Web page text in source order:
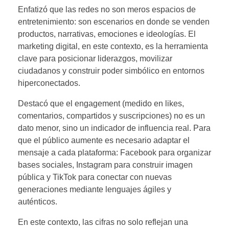
Enfatizó que las redes no son meros espacios de
entretenimiento: son escenarios en donde se venden
productos, narrativas, emociones e ideologías. El
marketing digital, en este contexto, es la herramienta
clave para posicionar liderazgos, movilizar
ciudadanos y construir poder simbólico en entornos
hiperconectados.
Destacó que el engagement (medido en likes,
comentarios, compartidos y suscripciones) no es un
dato menor, sino un indicador de influencia real. Para
que el público aumente es necesario adaptar el
mensaje a cada plataforma: Facebook para organizar
bases sociales, Instagram para construir imagen
pública y TikTok para conectar con nuevas
generaciones mediante lenguajes ágiles y
auténticos.
En este contexto, las cifras no solo reflejan una